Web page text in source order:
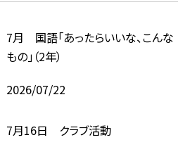
7月 国語「あったらいいな、こんな
もの」（2年）
2026/07/22
7月16日 クラブ活動